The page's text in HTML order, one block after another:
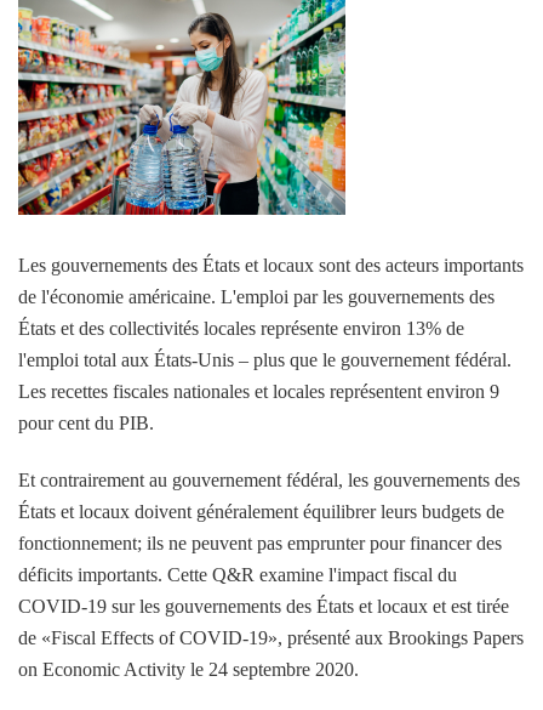
Les gouvernements des États et locaux sont des acteurs importants
de l'économie américaine. L'emploi par les gouvernements des
États et des collectivités locales représente environ 13% de
l'emploi total aux États-Unis – plus que le gouvernement fédéral.
Les recettes fiscales nationales et locales représentent environ 9
pour cent du PIB.
Et contrairement au gouvernement fédéral, les gouvernements des
États et locaux doivent généralement équilibrer leurs budgets de
fonctionnement; ils ne peuvent pas emprunter pour financer des
déficits importants. Cette Q&R examine l'impact fiscal du
COVID-19 sur les gouvernements des États et locaux et est tirée
de «Fiscal Effects of COVID-19», présenté aux Brookings Papers
on Economic Activity le 24 septembre 2020.